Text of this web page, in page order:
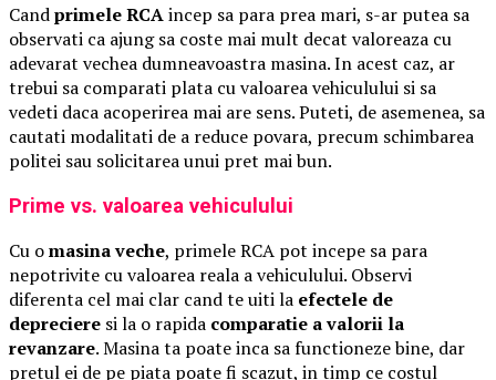
Candprimele RCAincep sa para prea mari, s-ar putea sa
observati ca ajung sa coste mai mult decat valoreaza cu
adevarat vechea dumneavoastra masina. In acest caz, ar
trebui sa comparati plata cu valoarea vehiculului si sa
vedeti daca acoperirea mai are sens. Puteti, de asemenea, sa
cautati modalitati de a reduce povara, precum schimbarea
politei sau solicitarea unui pret mai bun.
Prime vs. valoarea vehiculului
Cu omasina veche, primele RCA pot incepe sa para
nepotrivite cu valoarea reala a vehiculului. Observi
diferenta cel mai clar cand te uiti la efectele de
depreciere si la o rapida comparatie a valorii la
revanzare. Masina ta poate inca sa functioneze bine, dar
pretul ei de pe piata poate fi scazut, in timp ce costul